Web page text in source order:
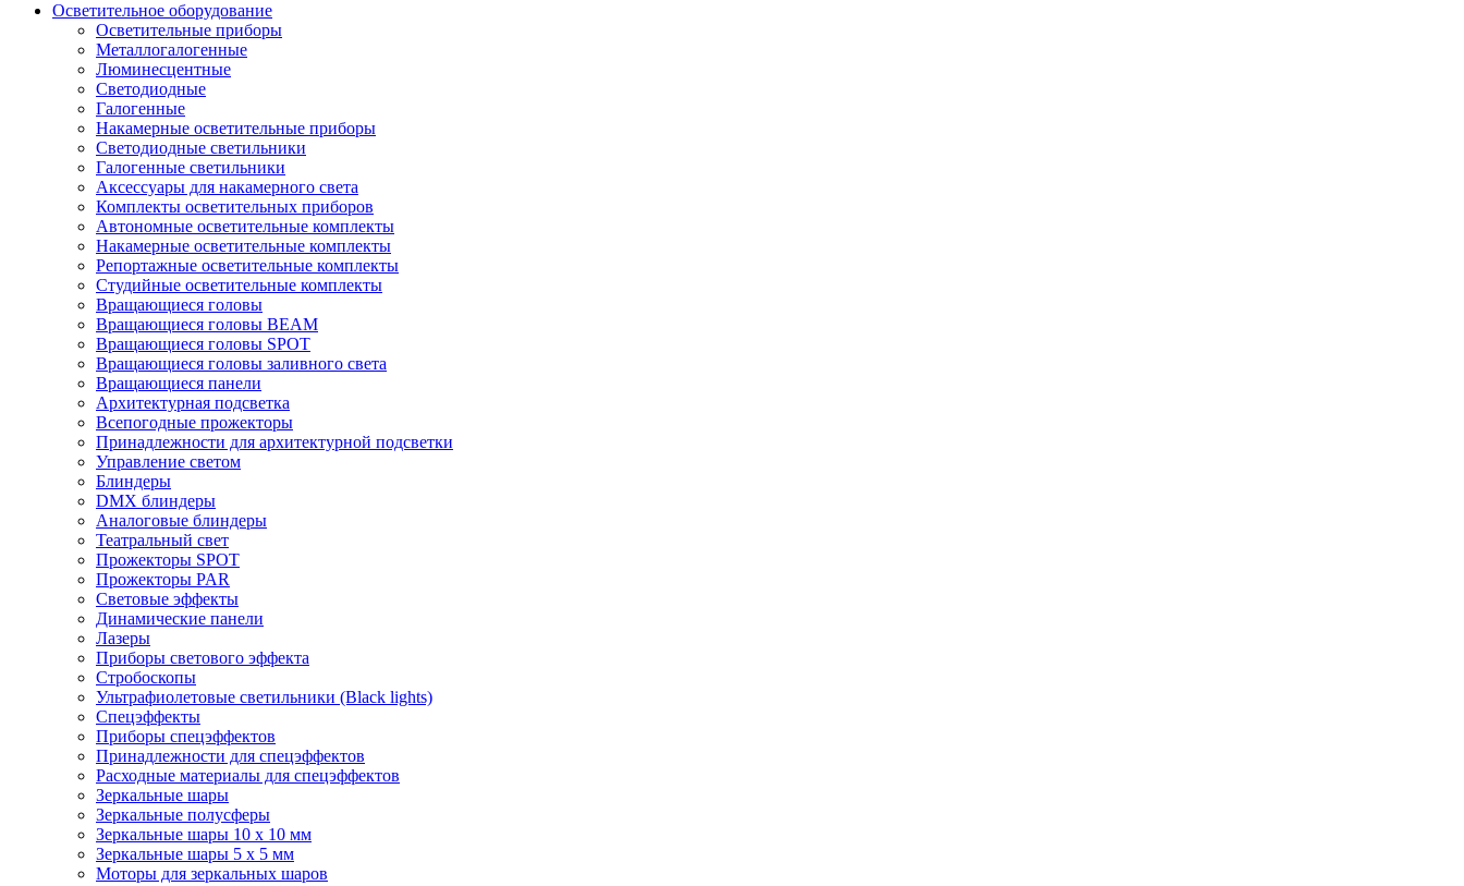
Осветительное оборудование
Осветительные приборы
Металлогалогенные
Люминесцентные
Светодиодные
Галогенные
Накамерные осветительные приборы
Светодиодные светильники
Галогенные светильники
Аксессуары для накамерного света
Комплекты осветительных приборов
Автономные осветительные комплекты
Накамерные осветительные комплекты
Репортажные осветительные комплекты
Студийные осветительные комплекты
Вращающиеся головы
Вращающиеся головы BEAM
Вращающиеся головы SPOT
Вращающиеся головы заливного света
Вращающиеся панели
Архитектурная подсветка
Всепогодные прожекторы
Принадлежности для архитектурной подсветки
Управление светом
Блиндеры
DMX блиндеры
Аналоговые блиндеры
Театральный свет
Прожекторы SPOT
Прожекторы PAR
Световые эффекты
Динамические панели
Лазеры
Приборы светового эффекта
Стробоскопы
Ультрафиолетовые светильники (Black lights)
Спецэффекты
Приборы спецэффектов
Принадлежности для спецэффектов
Расходные материалы для спецэффектов
Зеркальные шары
Зеркальные полусферы
Зеркальные шары 10 х 10 мм
Зеркальные шары 5 х 5 мм
Моторы для зеркальных шаров